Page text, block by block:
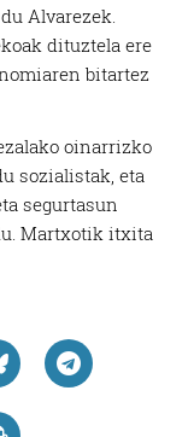
Alvarezek.
dituztela ere
bitartez
oinarrizko
sozialistak, eta
segurtasun
Martxotik itxita